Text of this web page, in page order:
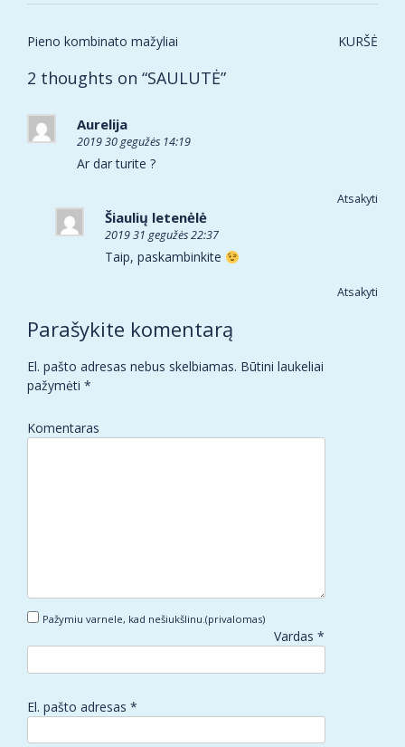
Post
Pieno kombinato mažyliai KURŠĖ
2 thoughts on “SAULUTĖ”
Aurelija
2019 30 gegužės 14:19
Ar dar turite ?
Atsakyti
Šiaulių letenėlė
2019 31 gegužės 22:37
Taip, paskambinkite
Atsakyti
Parašykite komentarą
El. pašto adresas nebus skelbiamas. Būtini laukeliai
pažymėti *
Komentaras
Pažymiu varnele, kad nešiukšlinu.(privalomas)
Vardas *
El. pašto adresas *